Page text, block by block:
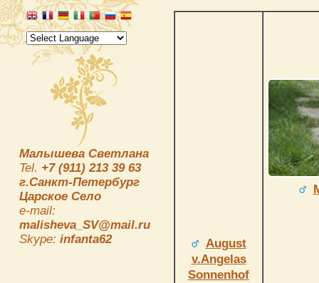
Малышева Светлана
Tel. +7 (911) 213 39 63
г.Санкт-Петербург
Царское Село
e-mail:
malisheva_SV@mail.ru
Skype: infanta62
August
v.Angelas
Sonnenhof